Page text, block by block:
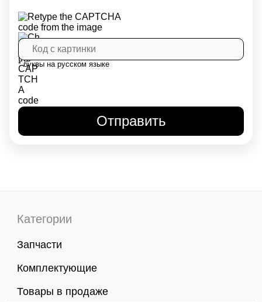
* буквы на русском языке
Категории
Запчасти
Комплектующие
Товары в продаже